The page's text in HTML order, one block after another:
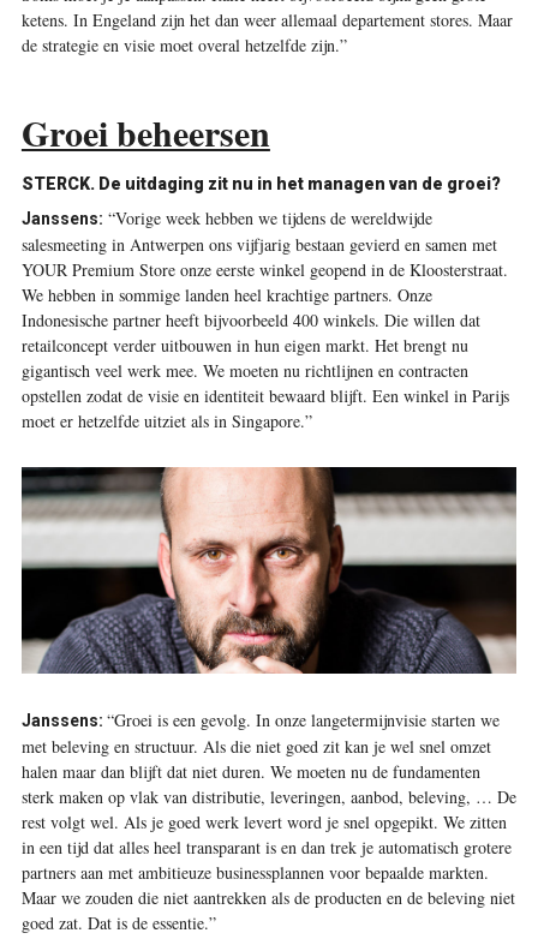
ketens. In Engeland zijn het dan weer allemaal departement stores. Maar
de strategie en visie moet overal hetzelfde zijn.”
Groei beheersen
STERCK. De uitdaging zit nu in het managen van de groei?
Janssens: “Vorige week hebben we tijdens de wereldwijde
salesmeeting in Antwerpen ons vijfjarig bestaan gevierd en samen met
YOUR Premium Store onze eerste winkel geopend in de Kloosterstraat.
We hebben in sommige landen heel krachtige partners. Onze
Indonesische partner heeft bijvoorbeeld 400 winkels. Die willen dat
retailconcept verder uitbouwen in hun eigen markt. Het brengt nu
gigantisch veel werk mee. We moeten nu richtlijnen en contracten
opstellen zodat de visie en identiteit bewaard blijft. Een winkel in Parijs
moet er hetzelfde uitziet als in Singapore.”
Janssens: “Groei is een gevolg. In onze langetermijnvisie starten we
met beleving en structuur. Als die niet goed zit kan je wel snel omzet
halen maar dan blijft dat niet duren. We moeten nu de fundamenten
sterk maken op vlak van distributie, leveringen, aanbod, beleving, … De
rest volgt wel. Als je goed werk levert word je snel opgepikt. We zitten
in een tijd dat alles heel transparant is en dan trek je automatisch grotere
partners aan met ambitieuze businessplannen voor bepaalde markten.
Maar we zouden die niet aantrekken als de producten en de beleving niet
goed zat. Dat is de essentie.”